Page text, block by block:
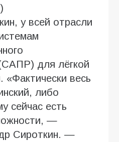
у всей отрасли
для лёгкой
весь
либо
сейчас есть
—
Сироткин. —